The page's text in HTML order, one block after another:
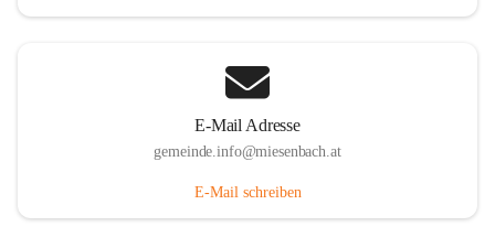
E-Mail Adresse
gemeinde.info@miesenbach.at
E-Mail schreiben